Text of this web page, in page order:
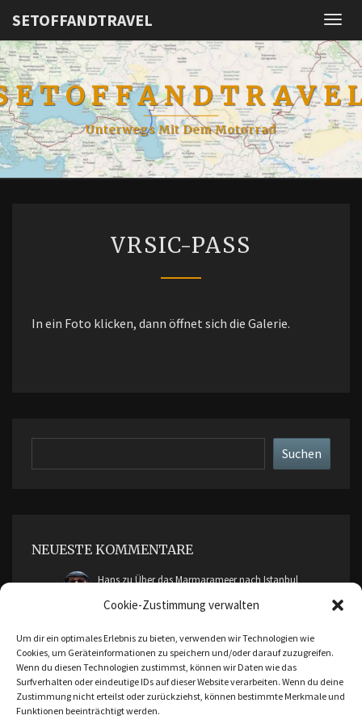
Cookie-Zustimmung verwalten
Um dir ein optimales Erlebnis zu bieten, verwenden wir Technologien wie
Cookies, um Geräteinformationen zu speichern und/oder darauf zuzugreifen.
Wenn du diesen Technologien zustimmst, können wir Daten wie das
Surfverhalten oder eindeutige IDs auf dieser Website verarbeiten. Wenn du deine
Zustimmung nicht erteilst oder zurückziehst, können bestimmte Merkmale und
Funktionen beeinträchtigt werden.
SETOFFANDTRAVEL
Unterwegs Mit Dem Motorrad
PASS
VRSIC-PASS
In ein Foto klicken, dann öffnet sich die Galerie.
Suchen
NEUESTE KOMMENTARE
HanszuÜber das Marmarameer nach Istanbul
Malte FriendicazuAnkara, Bursa und Cumalikizik
HanszuAnkara, Bursa und Cumalikizik